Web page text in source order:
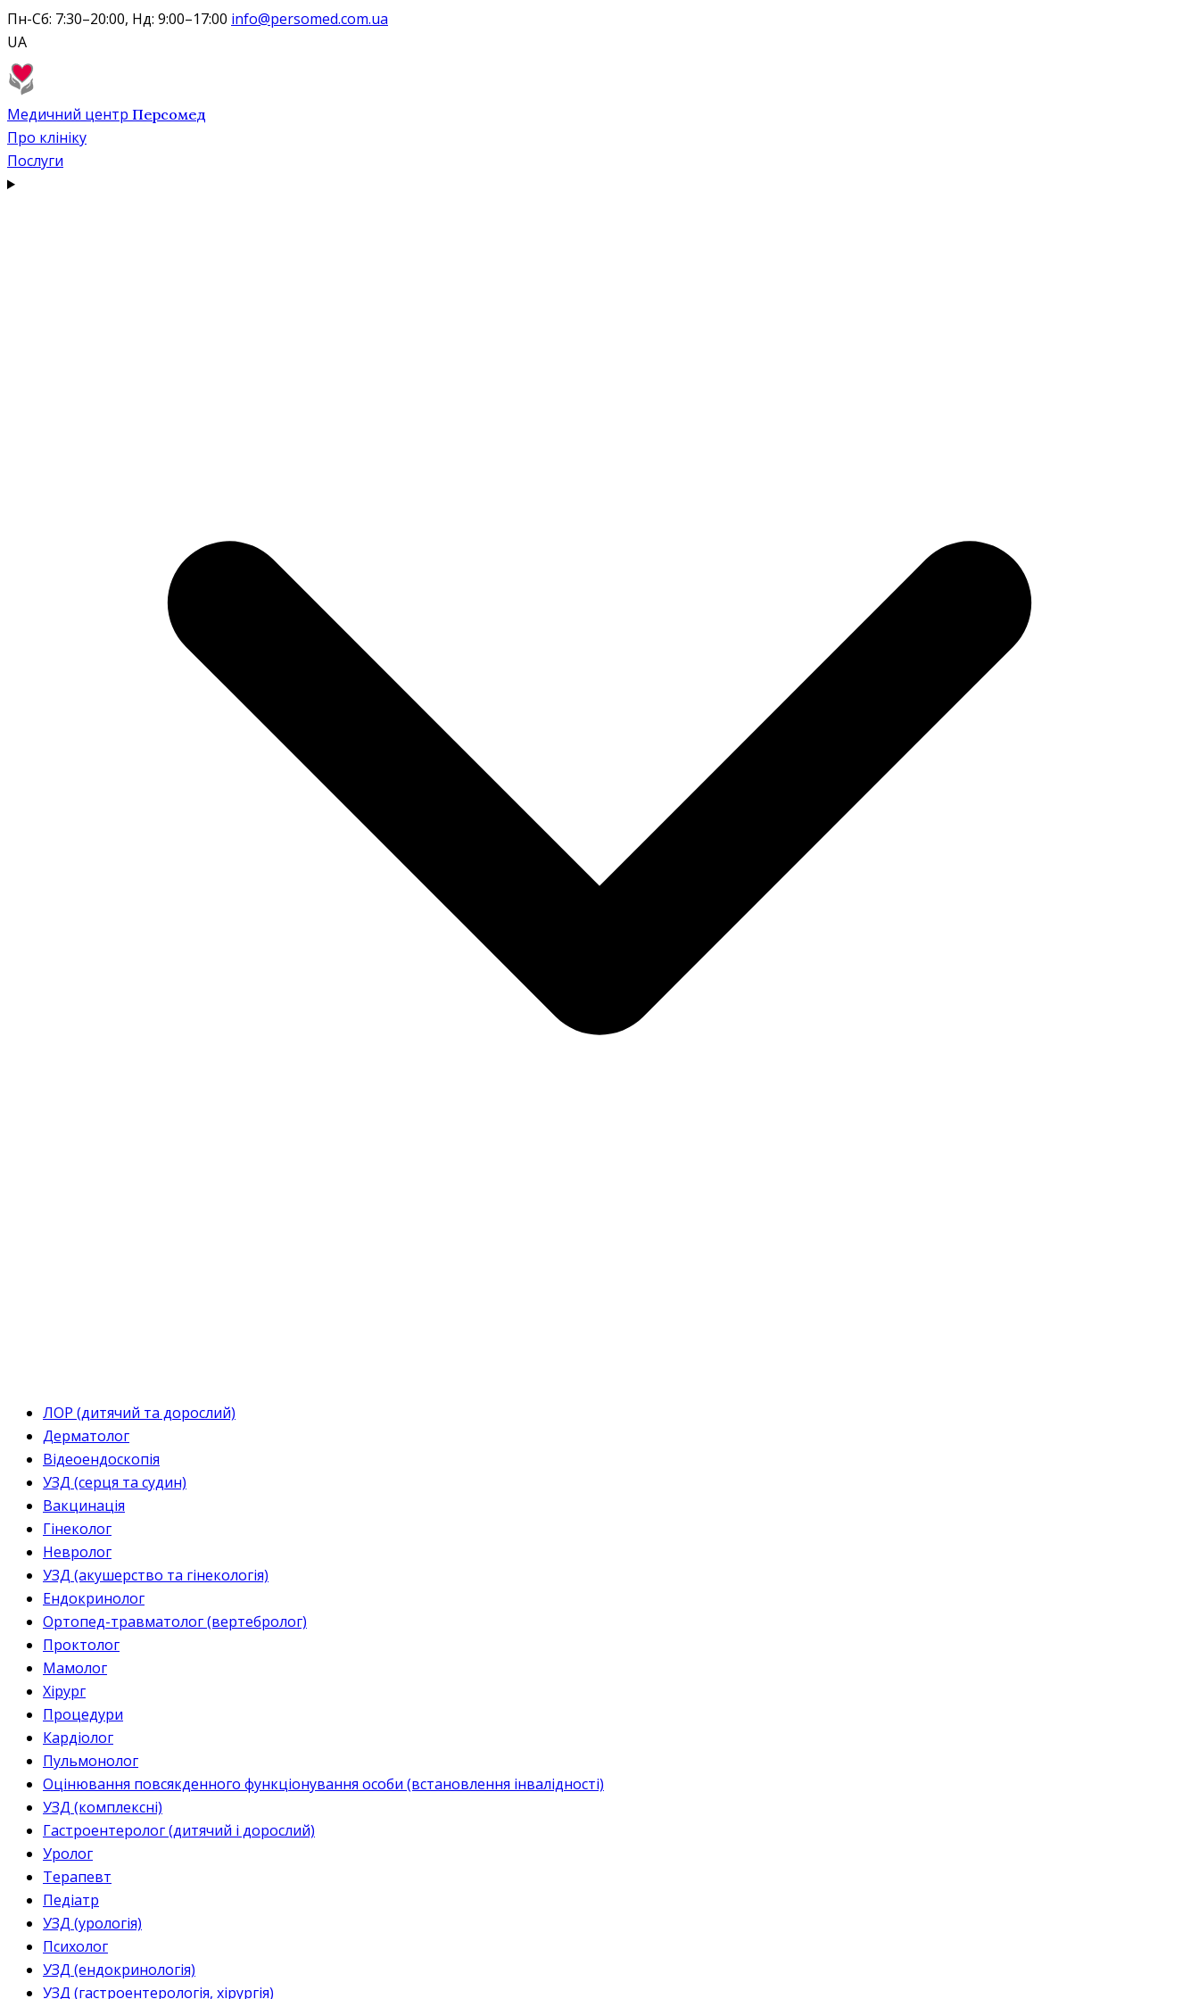
Пн-Сб: 7:30–20:00, Нд: 9:00–17:00 info@persomed.com.ua
UA
Медичний центр Персомед
Про клініку
Послуги
ЛОР (дитячий та дорослий)
Дерматолог
Відеоендоскопія
УЗД (серця та судин)
Вакцинація
Гінеколог
Невролог
УЗД (акушерство та гінекологія)
Ендокринолог
Ортопед-травматолог (вертебролог)
Проктолог
Мамолог
Хірург
Процедури
Кардіолог
Пульмонолог
Оцінювання повсякденного функціонування особи (встановлення інвалідності)
УЗД (комплексні)
Гастроентеролог (дитячий і дорослий)
Уролог
Терапевт
Педіатр
УЗД (урологія)
Психолог
УЗД (ендокринологія)
УЗД (гастроентерологія, хірургія)